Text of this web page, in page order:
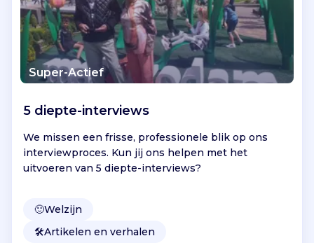
Super-Actief
5 diepte-interviews
We missen een frisse, professionele blik op ons
interviewproces. Kun jij ons helpen met het
uitvoeren van 5 diepte-interviews?
🙂Welzijn
🛠️Artikelen en verhalen